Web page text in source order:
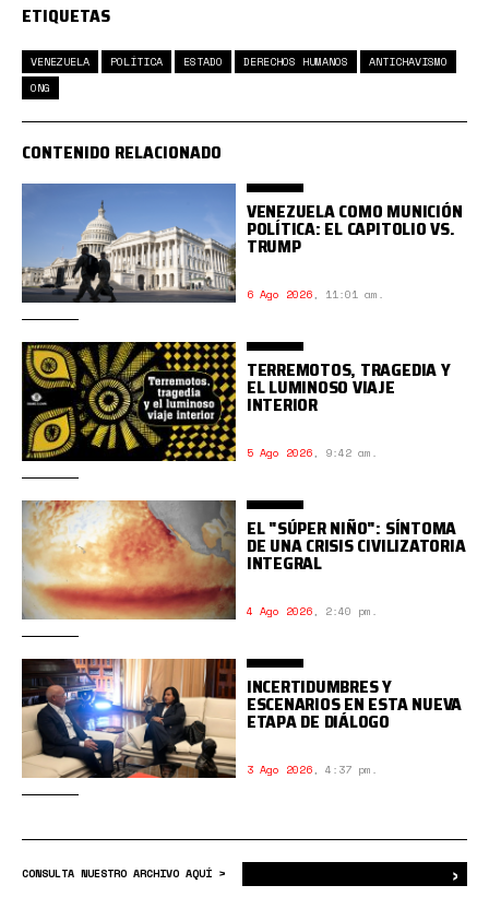
ETIQUETAS
VENEZUELA POLÍTICA ESTADO DERECHOS HUMANOS
ANTICHAVISMO
ONG
CONTENIDO RELACIONADO
VENEZUELA COMO MUNICIÓN
POLÍTICA: EL CAPITOLIO VS.
TRUMP
6 Ago 2026, 11:01 am.
TERREMOTOS, TRAGEDIA Y
EL LUMINOSO VIAJE
INTERIOR
5 Ago 2026, 9:42 am.
EL "SÚPER NIÑO": SÍNTOMA
DE UNA CRISIS CIVILIZATORIA
INTEGRAL
4 Ago 2026, 2:40 pm.
INCERTIDUMBRES Y
ESCENARIOS EN ESTA NUEVA
ETAPA DE DIÁLOGO
3 Ago 2026, 4:37 pm.
CONSULTA NUESTRO ARCHIVO AQUÍ > ›